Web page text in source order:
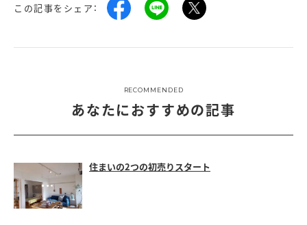
この記事をシェア：
RECOMMENDED
あなたにおすすめの記事
住まいの2つの初売りスタート